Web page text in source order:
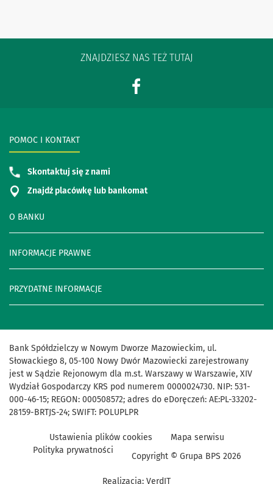
ZNAJDZIESZ NAS TEŻ TUTAJ
O BANKU
INFORMACJE PRAWNE
PRZYDATNE INFORMACJE
POMOC I KONTAKT
Skontaktuj się z nami
Znajdź placówkę lub bankomat
Bank Spółdzielczy w Nowym Dworze Mazowieckim, ul.
Słowackiego 8, 05-100 Nowy Dwór Mazowiecki zarejestrowany
jest w Sądzie Rejonowym dla m.st. Warszawy w Warszawie, XIV
Wydział Gospodarczy KRS pod numerem 0000024730. NIP: 531-
000-46-15; REGON: 000508572; adres do eDoręczeń: AE:PL-33202-
28159-BRTJS-24; SWIFT: POLUPLPR
Realizacja: VerdIT
Ustawienia plików cookies
Mapa serwisu
Polityka prywatności
Copyright © Grupa BPS 2026